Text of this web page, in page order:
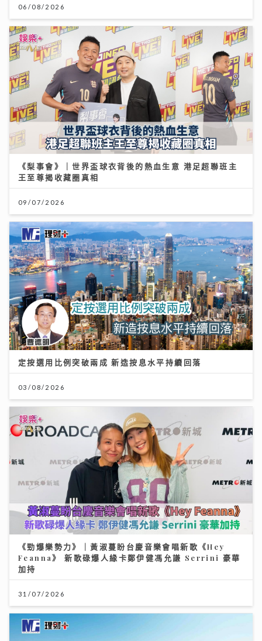
06/08/2026
《梨事會》｜世界盃球衣背後的熱血生意 港足超聯班主
王至尊揭收藏圈真相
09/07/2026
定按選用比例突破兩成 新造按息水平持續回落
03/08/2026
《勁爆樂勢力》｜黃淑蔓盼台慶音樂會唱新歌《Hey
Feanna》 新歌碌爆人緣卡鄭伊健馮允謙 Serrini 豪華
加持
31/07/2026